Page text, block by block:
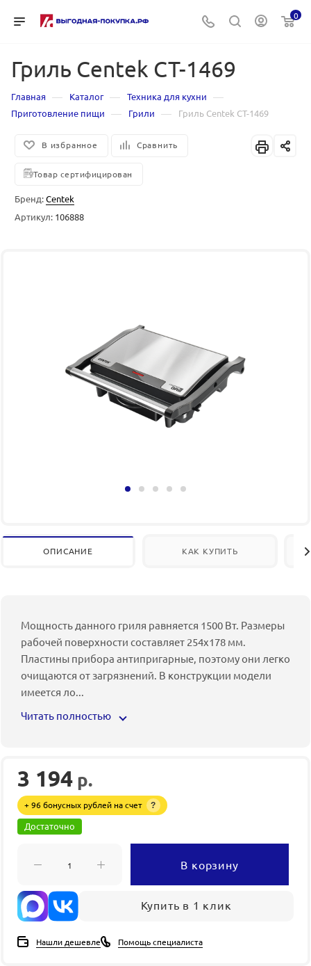
0
Гриль Centek CT-1469
Главная — Каталог — Техника для кухни —
Приготовление пищи — Грили — Гриль Centek CT-1469
В избранное Сравнить
Товар сертифицирован
Бренд:Centek
Артикул: 106888
ОПИСАНИЕ КАК КУПИТЬ
Мощность данного гриля равняется 1500 Вт. Размеры
рабочей поверхности составляет 254х178 мм.
Пластины прибора антипригарные, поэтому они легко
очищаются от загрязнений. В конструкции модели
имеется ло...
Читать полностью
3 194 р.
+ 96 бонусных рублей на счет ?
Достаточно
В корзину
Купить в 1 клик
Нашли дешевле Помощь специалиста